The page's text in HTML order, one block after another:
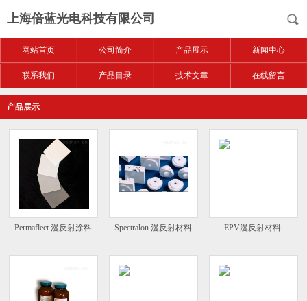
上海倍蓝光电科技有限公司
网站首页 公司简介 产品展示 新闻中心
联系我们 产品目录 技术文章 在线留言
产品展示
Permaflect 漫反射涂料 Spectralon 漫反射材料 EPV漫反射材料